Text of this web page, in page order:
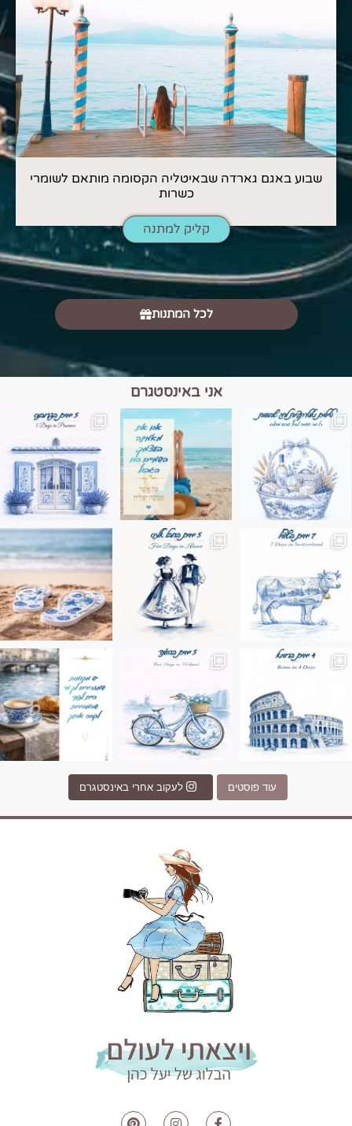
שבוע באגם גארדה שבאיטליה הקסומה מותאם לשומרי
כשרות
קליק למתנה
לכל המתנות
אני באינסטגרם
הם הגבול 💙🩵
בחבל אלזס צרפת
בחופשה שבו הכל נהיה פשוט יותר. החול, הי
Instagram post
Instagram post 17994326828955248
עוד פוסטים לעקוב אחרי באינסטגרם